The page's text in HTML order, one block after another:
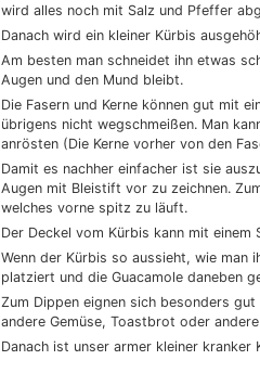
wird alles noch mit Salz und Pfeffer
Danach wird ein kleiner Kürbis
Am besten man schneidet ihn etwas
Augen und den Mund bleibt.
Die Fasern und Kerne können gut mit
übrigens nicht wegschmeißen. Man
anrösten (Die Kerne vorher von den
Damit es nachher einfacher ist sie
Augen mit Bleistift vor zu zeichnen.
welches vorne spitz zu läuft.
Der Deckel vom Kürbis kann mit
Wenn der Kürbis so aussieht, wie man
platziert und die Guacamole daneben
Zum Dippen eignen sich besonders
andere Gemüse, Toastbrot oder
Danach ist unser armer kleiner kranker